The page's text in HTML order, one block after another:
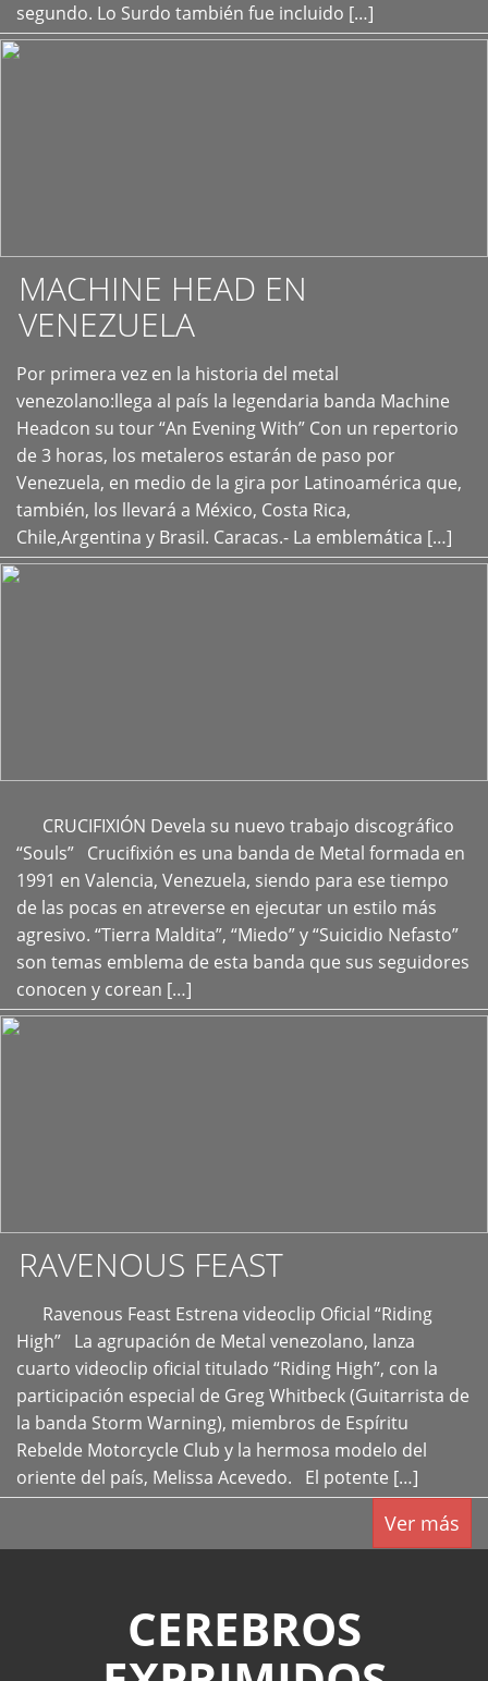
segundo. Lo Surdo también fue incluido […]
MACHINE HEAD EN
VENEZUELA
Por primera vez en la historia del metal
venezolano:llega al país la legendaria banda Machine
Headcon su tour “An Evening With” Con un repertorio
de 3 horas, los metaleros estarán de paso por
Venezuela, en medio de la gira por Latinoamérica que,
también, los llevará a México, Costa Rica,
Chile,Argentina y Brasil. Caracas.- La emblemática […]
+
CRUCIFIXIÓN Devela su nuevo trabajo discográfico
“Souls” Crucifixión es una banda de Metal formada en
1991 en Valencia, Venezuela, siendo para ese tiempo
de las pocas en atreverse en ejecutar un estilo más
agresivo. “Tierra Maldita”, “Miedo” y “Suicidio Nefasto”
son temas emblema de esta banda que sus seguidores
conocen y corean […]
+
RAVENOUS FEAST
Ravenous Feast Estrena videoclip Oficial “Riding
High” La agrupación de Metal venezolano, lanza
cuarto videoclip oficial titulado “Riding High”, con la
participación especial de Greg Whitbeck (Guitarrista de
la banda Storm Warning), miembros de Espíritu
Rebelde Motorcycle Club y la hermosa modelo del
oriente del país, Melissa Acevedo. El potente […]
Ver más
CEREBROS